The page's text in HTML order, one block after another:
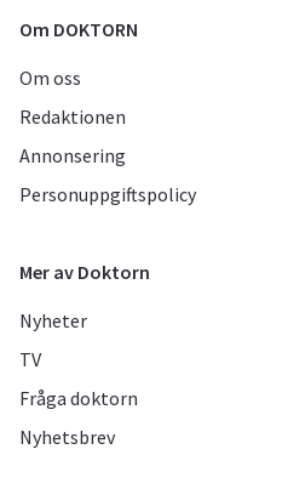
Om DOKTORN
Om oss
Redaktionen
Annonsering
Personuppgiftspolicy
Mer av Doktorn
Nyheter
TV
Fråga doktorn
Nyhetsbrev